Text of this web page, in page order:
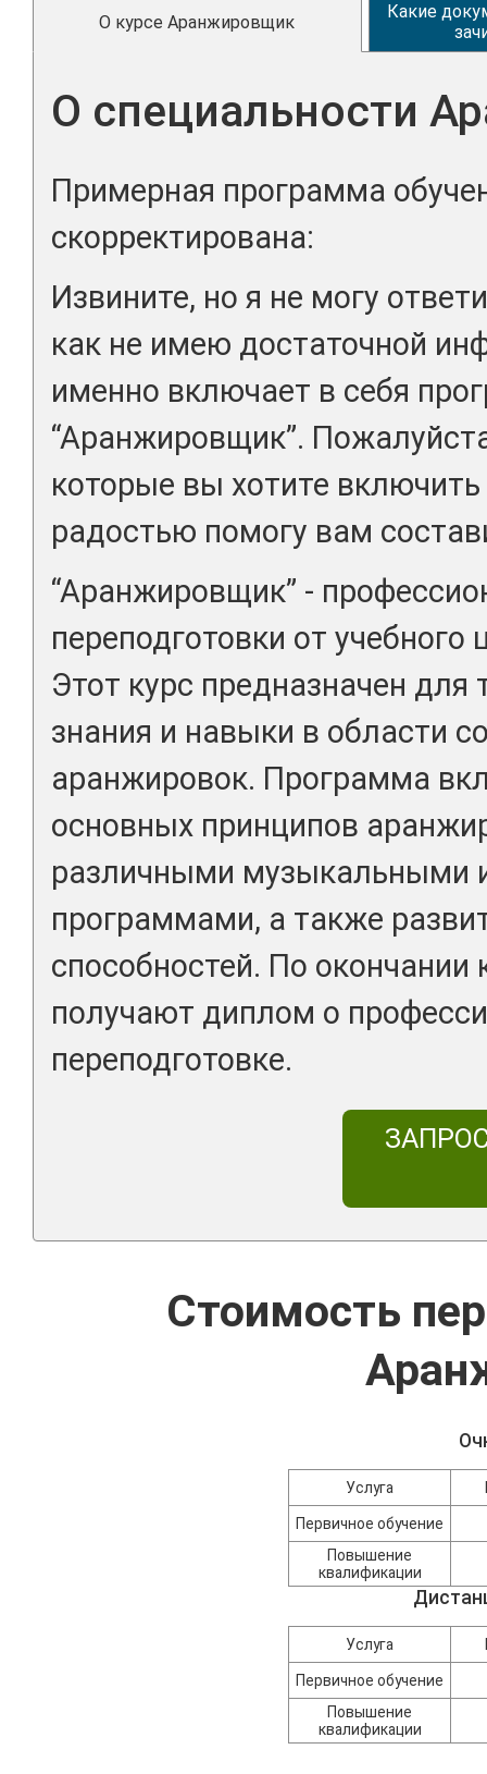
О курсе Аранжировщик
Какие
О специальности
Примерная программа
скорректирована:
Извините, но я не могу
как не имею достаточной
именно включает в себя
“Аранжировщик”.
которые вы хотите
радостью помогу вам
“Аранжировщик” -
переподготовки от учебного
Этот курс предназначен для
знания и навыки в области
аранжировок. Программа
основных принципов
различными музыкальными
программами, а также
способностей. По окончании
получают диплом о
переподготовке.
Стоимость
Услуга
Первичное обучение
Повышение
квалификации
Услуга
Первичное обучение
Повышение
квалификации